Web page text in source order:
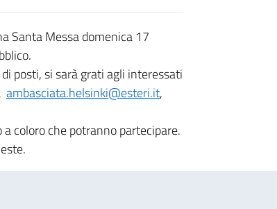
Santa Messa domenica 17
posti, si sarà grati agli interessati
ambasciata.helsinki@esteri.it,
coloro che potranno partecipare.